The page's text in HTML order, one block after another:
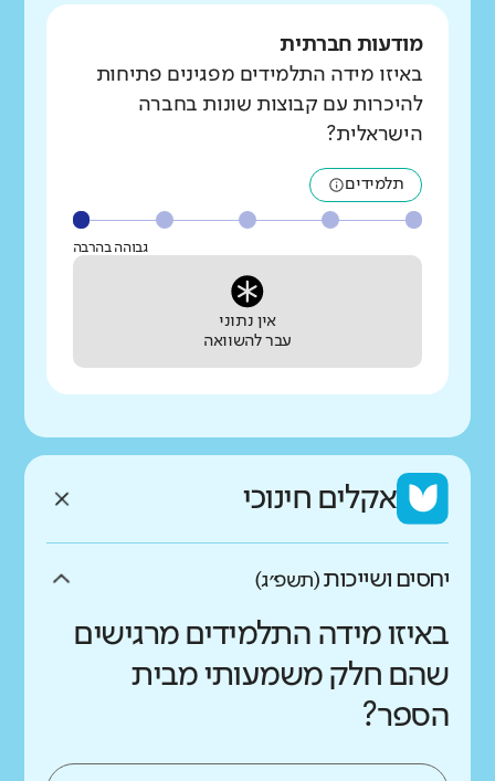
מודעות חברתית
באיזו מידה התלמידים מפגינים פתיחות
להיכרות עם קבוצות שונות בחברה
הישראלית?
תלמידים
גבוהה בהרבה
אין נתוני
עבר להשוואה
אקלים חינוכי
יחסים ושייכות(תשפ״ג)
באיזו מידה התלמידים מרגישים
שהם חלק משמעותי מבית
הספר?